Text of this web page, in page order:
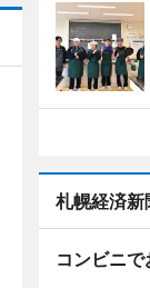
札幌経済新
コンビニ